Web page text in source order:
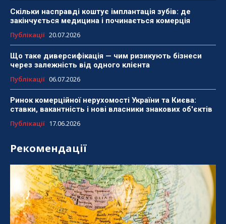
Скільки насправді коштує імплантація зубів: де
закінчується медицина і починається комерція
Публікації 20.07.2026
Що таке диверсифікація — чим ризикують бізнеси
через залежність від одного клієнта
Публікації 06.07.2026
Ринок комерційної нерухомості України та Києва:
ставки, вакантність і нові власники знакових об'єктів
Публікації 17.06.2026
Рекомендації